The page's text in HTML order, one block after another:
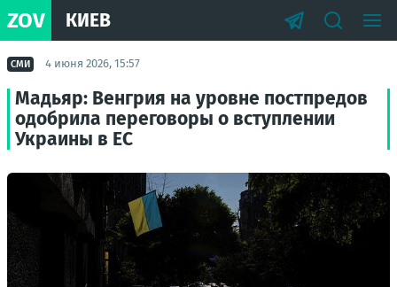
ZOV КИЕВ
СМИ 4 июня 2026, 15:57
Мадьяр: Венгрия на уровне постпредов
одобрила переговоры о вступлении
Украины в ЕС